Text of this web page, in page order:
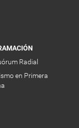
Radial
en Primera